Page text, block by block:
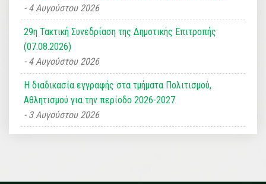
4 Αυγούστου 2026
29η Τακτική Συνεδρίαση της Δημοτικής Επιτροπής
(07.08.2026)
4 Αυγούστου 2026
Η διαδικασία εγγραφής στα τμήματα Πολιτισμού,
Αθλητισμού για την περίοδο 2026-2027
3 Αυγούστου 2026